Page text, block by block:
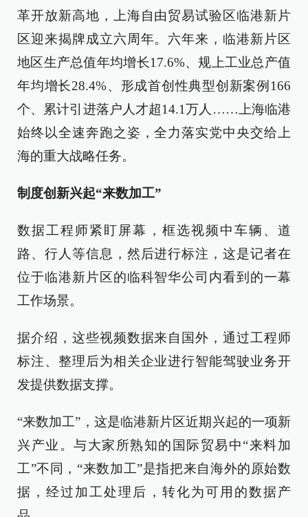
革开放新高地，上海自由贸易试验区临港新片
区迎来揭牌成立六周年。六年来，临港新片区
地区生产总值年均增长17.6%、规上工业总产值
年均增长28.4%、形成首创性典型创新案例166
个、累计引进落户人才超14.1万人……上海临港
始终以全速奔跑之姿，全力落实党中央交给上
海的重大战略任务。
制度创新兴起“来数加工”
数据工程师紧盯屏幕，框选视频中车辆、道
路、行人等信息，然后进行标注，这是记者在
位于临港新片区的临科智华公司内看到的一幕
工作场景。
据介绍，这些视频数据来自国外，通过工程师
标注、整理后为相关企业进行智能驾驶业务开
发提供数据支撑。
“来数加工”，这是临港新片区近期兴起的一项新
兴产业。与大家所熟知的国际贸易中“来料加
工”不同，“来数加工”是指把来自海外的原始数
据，经过加工处理后，转化为可用的数据产